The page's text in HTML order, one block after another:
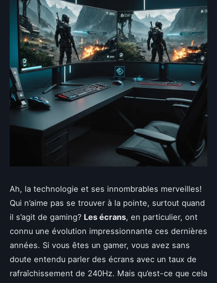
Ah, la technologie et ses innombrables merveilles!
Qui n’aime pas se trouver à la pointe, surtout quand
il s’agit de gaming? Les écrans, en particulier, ont
connu une évolution impressionnante ces dernières
années. Si vous êtes un gamer, vous avez sans
doute entendu parler des écrans avec un taux de
rafraîchissement de 240Hz. Mais qu’est-ce que cela